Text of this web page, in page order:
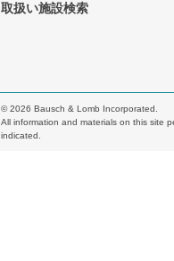
取扱い施設検索
©2026 Bausch & Lomb Incorporated.
All information and materials on this site
indicated.